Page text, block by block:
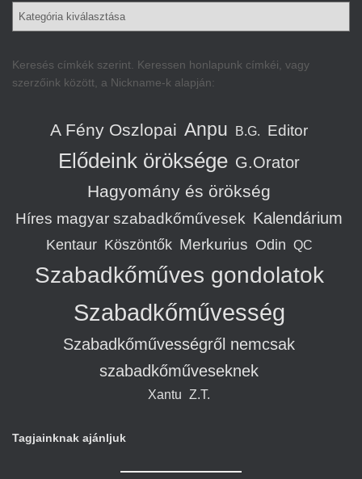
Keresés címkék szerint. Keressen honlapunk címkéi, vagy
szerzőink között, a Nickname-k alapján:
A Fény Oszlopai Anpu B.G. Editor
Elődeink öröksége G.Orator
Hagyomány és örökség
Híres magyar szabadkőművesek Kalendárium
Kentaur Köszöntők Merkurius Odin QC
Szabadkőműves gondolatok
Szabadkőművesség
Szabadkőművességről nemcsak
szabadkőműveseknek
Xantu Z.T.
Tagjainknak ajánljuk